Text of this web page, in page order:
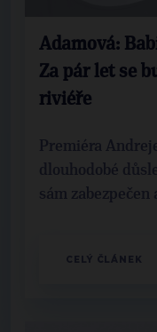
Adamová:
Za pár let se
riviéře
Premiéra
dlouhodobé
sám
CELÝ ČLÁNEK